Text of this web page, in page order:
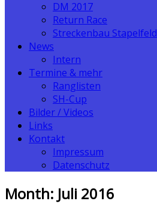
DM 2017
Return Race
Streckenbau Stapelfeld
News
Intern
Termine & mehr
Ranglisten
SH-Cup
Bilder / Videos
Links
Kontakt
Impressum
Datenschutz
Month: Juli 2016